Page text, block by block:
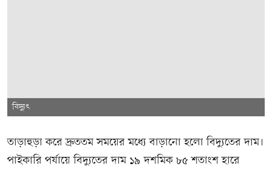
বিদ্যুৎ
তাড়াহুড়া করে দ্রুততম সময়ের মধ্যে বাড়ানো হলো বিদ্যুতের দাম।
পাইকারি পর্যায়ে বিদ্যুতের দাম ১৯ দশমিক ৮৫ শতাংশ হারে